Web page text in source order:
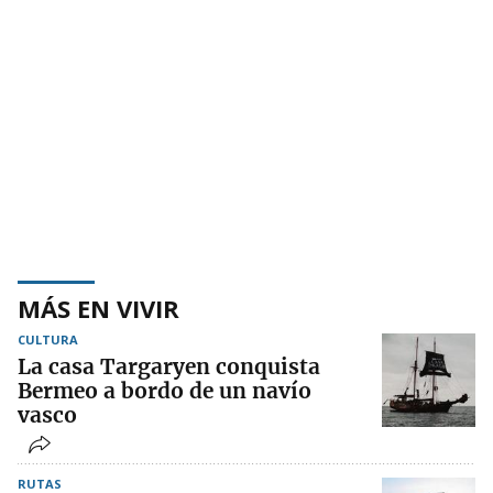
MÁS EN VIVIR
CULTURA
La casa Targaryen conquista
Bermeo a bordo de un navío
vasco
RUTAS